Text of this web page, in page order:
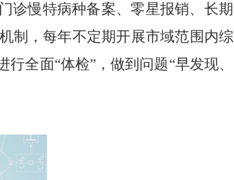
诊慢特病种备案、零星报销、长期
制，每年不定期开展市域范围内综
全面“体检”，做到问题“早发现、